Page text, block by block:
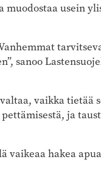
usein
sanoo
vaikka tietää
ja
vaikeaa hakea